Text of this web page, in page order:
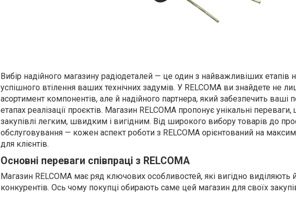
Вибір надійного магазину радіодеталей — це один з найважливіших етапів
успішного втілення ваших технічних задумів. У RELCOMA ви знайдете не
асортимент компонентів, але й надійного партнера, який забезпечить ваші
етапах реалізації проєктів. Магазин RELCOMA пропонує унікальні
закупівлі легким, швидким і вигідним. Від широкого вибору товарів до
обслуговування — кожен аспект роботи з RELCOMA орієнтований на
для клієнтів.
Основні переваги співпраці з RELCOMA
Магазин RELCOMA має ряд ключових особливостей, які вигідно виділяють
конкурентів. Ось чому покупці обирають саме цей магазин для своїх